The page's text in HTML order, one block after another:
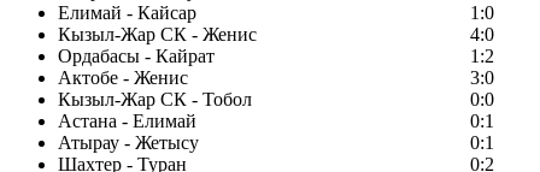
Елимай - Кайсар
1:0
Кызыл-Жар СК - Женис
4:0
Ордабасы - Кайрат
1:2
Актобе - Женис
3:0
Кызыл-Жар СК - Тобол
0:0
Астана - Елимай
0:1
Атырау - Жетысу
0:1
Шахтер - Туран
0:2